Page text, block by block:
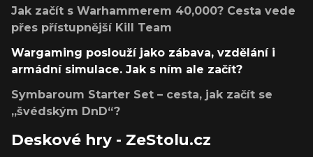
Jak začít s Warhammerem 40,000? Cesta vede
přes přístupnější Kill Team
Wargaming poslouží jako zábava, vzdělání i
armádní simulace. Jak s ním ale začít?
Symbaroum Starter Set – cesta, jak začít se
„švédským DnD“?
Deskové hry - ZeStolu.cz